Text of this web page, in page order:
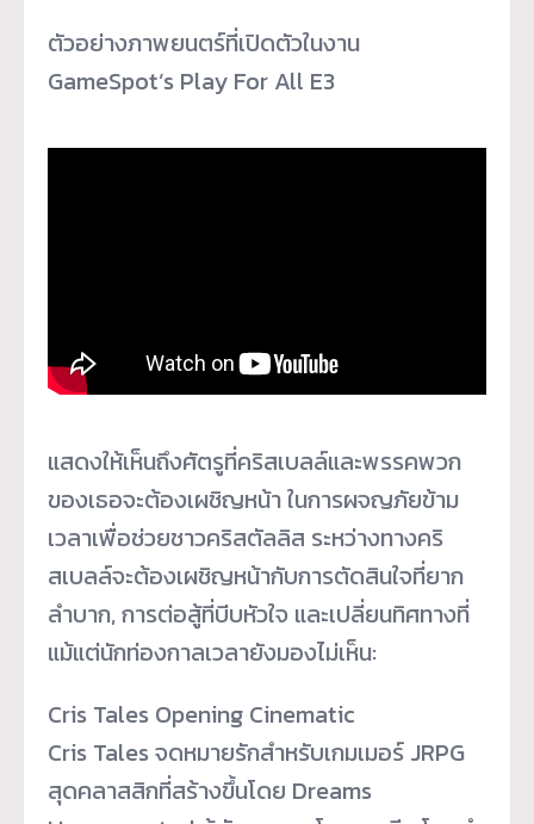
ตัวอย่างภาพยนตร์ที่เปิดตัวในงาน
GameSpot’s Play For All E3
แสดงให้เห็นถึงศัตรูที่คริสเบลล์และพรรคพวก
ของเธอจะต้องเผชิญหน้า ในการผจญภัยข้าม
เวลาเพื่อช่วยชาวคริสตัลลิส ระหว่างทางคริ
สเบลล์จะต้องเผชิญหน้ากับการตัดสินใจที่ยาก
ลำบาก, การต่อสู้ที่บีบหัวใจ และเปลี่ยนทิศทางที่
แม้แต่นักท่องกาลเวลายังมองไม่เห็น:
Cris Tales Opening Cinematic
Cris Tales จดหมายรักสำหรับเกมเมอร์ JRPG
สุดคลาสสิกที่สร้างขึ้นโดย Dreams